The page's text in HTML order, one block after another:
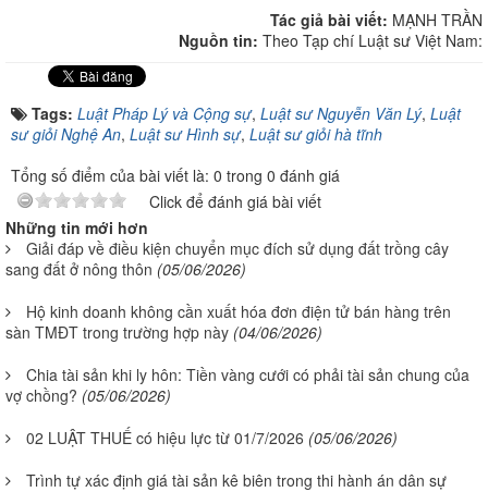
Tác giả bài viết: MẠNH TRẦN
Nguồn tin: Theo Tạp chí Luật sư Việt Nam:
Tags: Luật Pháp Lý và Cộng sự, Luật sư Nguyễn Văn Lý, Luật
sư giỏi Nghệ An, Luật sư Hình sự, Luật sư giỏi hà tĩnh
Tổng số điểm của bài viết là: 0 trong 0 đánh giá
Click để đánh giá bài viết
Những tin mới hơn
Giải đáp về điều kiện chuyển mục đích sử dụng đất trồng cây
sang đất ở nông thôn (05/06/2026)
Hộ kinh doanh không cần xuất hóa đơn điện tử bán hàng trên
sàn TMĐT trong trường hợp này (04/06/2026)
Chia tài sản khi ly hôn: Tiền vàng cưới có phải tài sản chung của
vợ chồng? (05/06/2026)
02 LUẬT THUẾ có hiệu lực từ 01/7/2026 (05/06/2026)
Trình tự xác định giá tài sản kê biên trong thi hành án dân sự